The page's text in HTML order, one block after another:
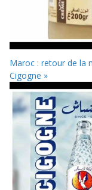
Maroc : retour de la
Cigogne »